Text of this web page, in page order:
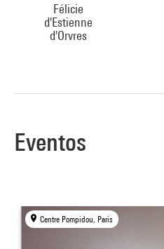
Félicie
d'Estienne
d'Orvres
Eventos
Centre Pompidou, Paris